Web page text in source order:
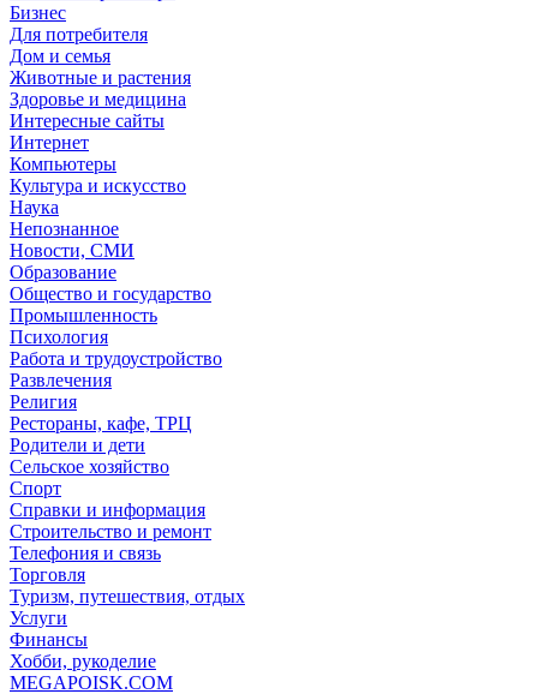
Бизнес
Для потребителя
Дом и семья
Животные и растения
Здоровье и медицина
Интересные сайты
Интернет
Компьютеры
Культура и искусство
Наука
Непознанное
Новости, СМИ
Образование
Общество и государство
Промышленность
Психология
Работа и трудоустройство
Развлечения
Религия
Рестораны, кафе, ТРЦ
Родители и дети
Сельское хозяйство
Спорт
Справки и информация
Строительство и ремонт
Телефония и связь
Торговля
Туризм, путешествия, отдых
Услуги
Финансы
Хобби, рукоделие
MEGAPOISK.COM